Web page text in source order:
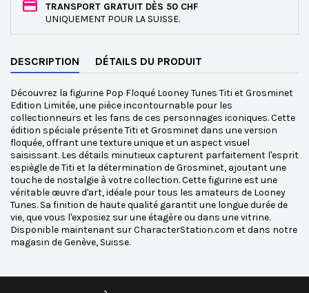
TRANSPORT GRATUIT DÈS 50 CHF
UNIQUEMENT POUR LA SUISSE.
DESCRIPTION DÉTAILS DU PRODUIT
Découvrez la figurine Pop Floqué Looney Tunes Titi et Grosminet
Edition Limitée, une pièce incontournable pour les
collectionneurs et les fans de ces personnages iconiques. Cette
édition spéciale présente Titi et Grosminet dans une version
floquée, offrant une texture unique et un aspect visuel
saisissant. Les détails minutieux capturent parfaitement l'esprit
espiègle de Titi et la détermination de Grosminet, ajoutant une
touche de nostalgie à votre collection. Cette figurine est une
véritable œuvre d'art, idéale pour tous les amateurs de Looney
Tunes. Sa finition de haute qualité garantit une longue durée de
vie, que vous l'exposiez sur une étagère ou dans une vitrine.
Disponible maintenant sur CharacterStation.com et dans notre
magasin de Genève, Suisse.